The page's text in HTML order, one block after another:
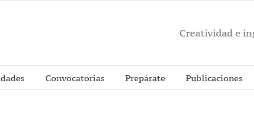
Creatividad e
Convocatorias Prepárate Publicaciones